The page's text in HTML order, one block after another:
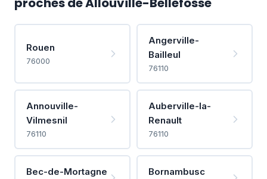
Rouen
76000
Angerville-
Bailleul
76110
Annouville-
Vilmesnil
76110
Auberville-la-
Renault
76110
Bec-de-Mortagne Bornambusc